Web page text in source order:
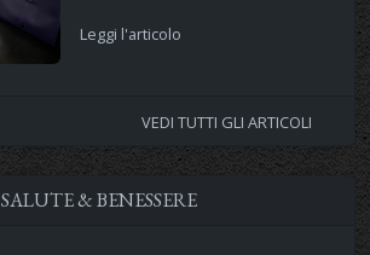
Leggi l'articolo
VEDI TUTTI GLI ARTICOLI
SALUTE & BENESSERE